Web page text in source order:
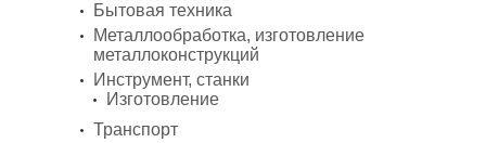
Бытовая техника
Металлообработка, изготовление
металлоконструкций
Инструмент, станки
Изготовление
Транспорт